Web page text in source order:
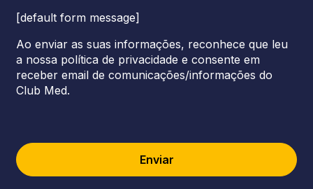
[default form message]
Ao enviar as suas informações, reconhece que leu
a nossa política de privacidade e consente em
receber email de comunicações/informações do
Club Med.
Enviar